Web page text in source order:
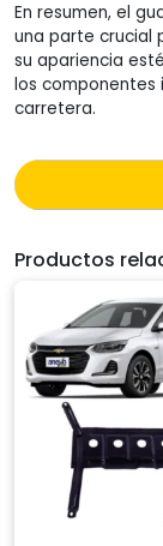
En resumen, el
una parte crucial
su apariencia
los componentes
carretera.
Productos